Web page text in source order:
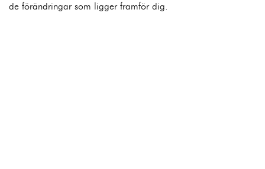
de förändringar som ligger framför dig.